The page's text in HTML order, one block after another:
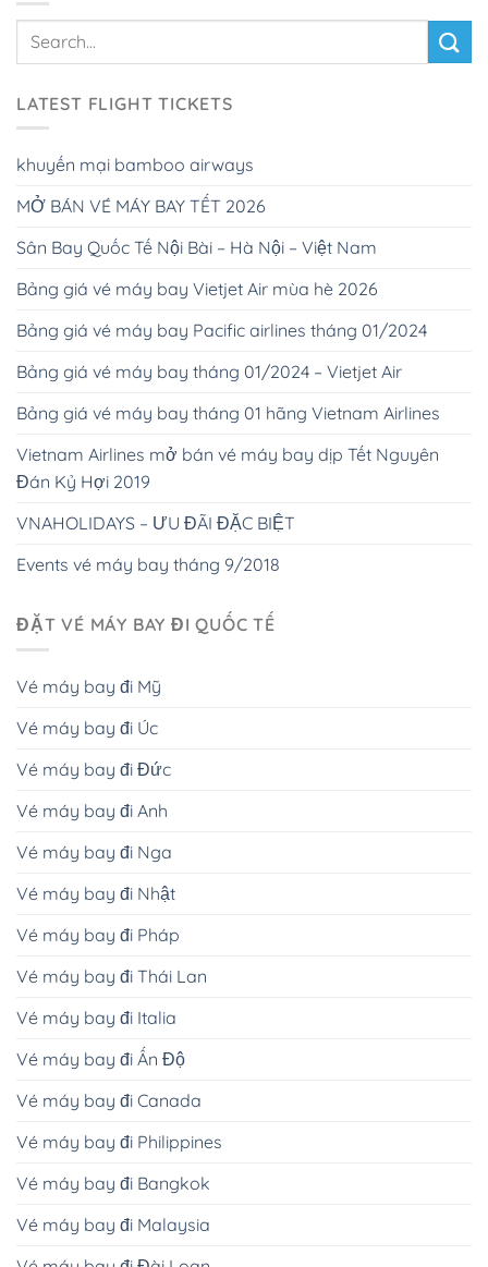
LATEST FLIGHT TICKETS
khuyến mại bamboo airways
MỞ BÁN VÉ MÁY BAY TẾT 2026
Sân Bay Quốc Tế Nội Bài – Hà Nội – Việt Nam
Bảng giá vé máy bay Vietjet Air mùa hè 2026
Bảng giá vé máy bay Pacific airlines tháng 01/2024
Bảng giá vé máy bay tháng 01/2024 – Vietjet Air
Bảng giá vé máy bay tháng 01 hãng Vietnam Airlines
Vietnam Airlines mở bán vé máy bay dịp Tết Nguyên
Đán Kỷ Hợi 2019
VNAHOLIDAYS – ƯU ĐÃI ĐẶC BIỆT
Events vé máy bay tháng 9/2018
ĐẶT VÉ MÁY BAY ĐI QUỐC TẾ
Vé máy bay đi Mỹ
Vé máy bay đi Úc
Vé máy bay đi Đức
Vé máy bay đi Anh
Vé máy bay đi Nga
Vé máy bay đi Nhật
Vé máy bay đi Pháp
Vé máy bay đi Thái Lan
Vé máy bay đi Italia
Vé máy bay đi Ấn Độ
Vé máy bay đi Canada
Vé máy bay đi Philippines
Vé máy bay đi Bangkok
Vé máy bay đi Malaysia